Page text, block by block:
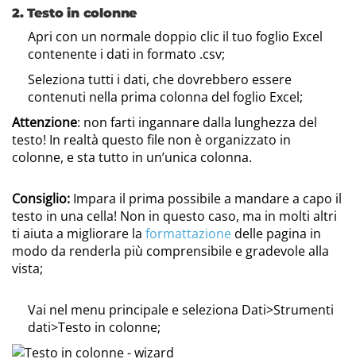
2. Testo in colonne
Apri con un normale doppio clic il tuo foglio Excel
contenente i dati in formato .csv;
Seleziona tutti i dati, che dovrebbero essere
contenuti nella prima colonna del foglio Excel;
Attenzione: non farti ingannare dalla lunghezza del
testo! In realtà questo file non è organizzato in
colonne, e sta tutto in un’unica colonna.
Consiglio: Impara il prima possibile a mandare a capo il
testo in una cella! Non in questo caso, ma in molti altri
ti aiuta a migliorare la formattazionedelle pagina in
modo da renderla più comprensibile e gradevole alla
vista;
Vai nel menu principale e seleziona Dati>Strumenti
dati>Testo in colonne;